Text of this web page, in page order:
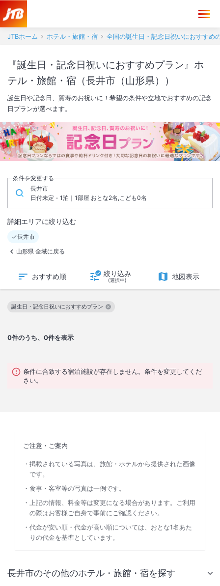
JTBホーム ホテル・旅館・宿 全国の誕生日・記念日祝いにおすすめ
『誕生日・記念日祝いにおすすめプラン』ホ
テル・旅館・宿（長井市（山形県））
誕生日や記念日、賀寿のお祝いに！希望の条件や立地でおすすめの記念
日プランが選べます。
条件を変更する
長井市
日付未定 - 1泊｜1部屋 おとな2名,こども0名
詳細エリアに絞り込む
長井市
山形県 全域に戻る
おすすめ順 絞り込み
(選択中) 地図表示
0件のうち、0件を表示
誕生日・記念日祝いにおすすめプラン
この絞り込み条件を解除
条件に合致する宿泊施設が存在しません。条件を変更してくだ
さい。
ご注意・ご案内
掲載されている写真は、旅館・ホテルから提供された画像
です。
食事・客室等の写真は一例です。
上記の情報、料金等は変更になる場合があります。ご利用
の際はお客様ご自身で事前にご確認ください。
代金が安い順・代金が高い順については、おとな1名あた
りの代金を基準としています。
長井市のその他のホテル・旅館・宿を探す